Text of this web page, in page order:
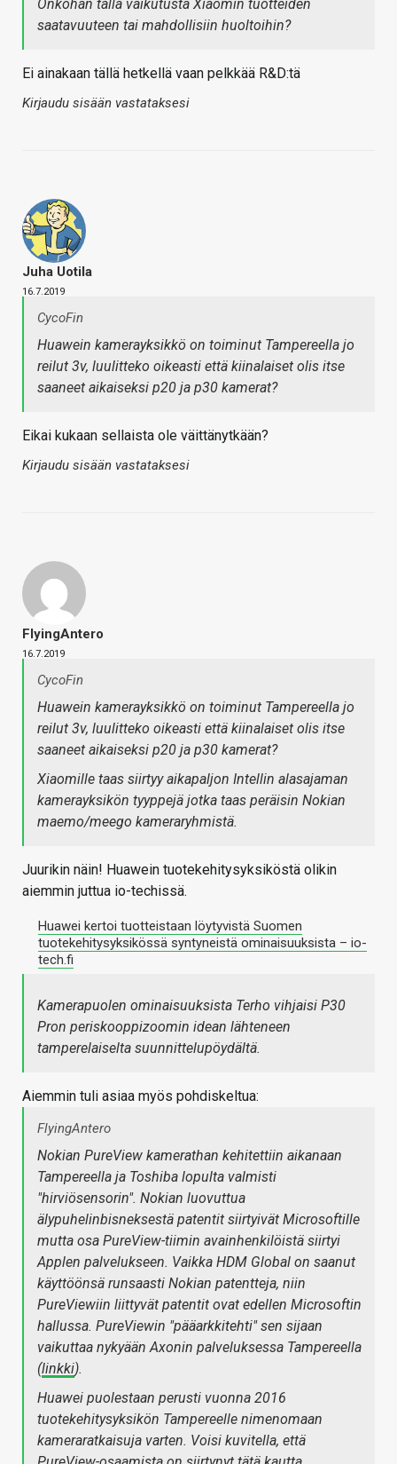
Onkohan tällä vaikutusta Xiaomin tuotteiden
saatavuuteen tai mahdollisiin huoltoihin?
Ei ainakaan tällä hetkellä vaan pelkkää R&D:tä
Kirjaudu sisään vastataksesi
Juha Uotila
16.7.2019
CycoFin
Huawein kamerayksikkö on toiminut Tampereella jo
reilut 3v, luulitteko oikeasti että kiinalaiset olis itse
saaneet aikaiseksi p20 ja p30 kamerat?
Eikai kukaan sellaista ole väittänytkään?
Kirjaudu sisään vastataksesi
FlyingAntero
16.7.2019
CycoFin
Huawein kamerayksikkö on toiminut Tampereella jo
reilut 3v, luulitteko oikeasti että kiinalaiset olis itse
saaneet aikaiseksi p20 ja p30 kamerat?
Xiaomille taas siirtyy aikapaljon Intellin alasajaman
kamerayksikön tyyppejä jotka taas peräisin Nokian
maemo/meego kameraryhmistä.
Juurikin näin! Huawein tuotekehitysyksiköstä olikin
aiemmin juttua io-techissä.
Huawei kertoi tuotteistaan löytyvistä Suomen
tuotekehitysyksikössä syntyneistä ominaisuuksista – io-
tech.fi
Kamerapuolen ominaisuuksista Terho vihjaisi P30
Pron periskooppizoomin idean lähteneen
tamperelaiselta suunnittelupöydältä.
Aiemmin tuli asiaa myös pohdiskeltua:
FlyingAntero
Nokian PureView kamerathan kehitettiin aikanaan
Tampereella ja Toshiba lopulta valmisti
"hirviösensorin". Nokian luovuttua
älypuhelinbisneksestä patentit siirtyivät Microsoftille
mutta osa PureView-tiimin avainhenkilöistä siirtyi
Applen palvelukseen. Vaikka HDM Global on saanut
käyttöönsä runsaasti Nokian patentteja, niin
PureViewiin liittyvät patentit ovat edellen Microsoftin
hallussa. PureViewin "pääarkkitehti" sen sijaan
vaikuttaa nykyään Axonin palveluksessa Tampereella
(linkki).
Huawei puolestaan perusti vuonna 2016
tuotekehitysyksikön Tampereelle nimenomaan
kameraratkaisuja varten. Voisi kuvitella, että